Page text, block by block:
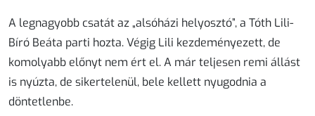
A legnagyobb csatát az „alsóházi helyosztó”, a Tóth Lili-
Bíró Beáta parti hozta. Végig Lili kezdeményezett, de
komolyabb előnyt nem ért el. A már teljesen remi állást
is nyúzta, de sikertelenül, bele kellett nyugodnia a
döntetlenbe.